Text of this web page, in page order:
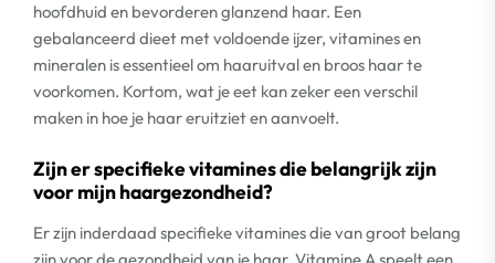
hoofdhuid en bevorderen glanzend haar. Een
gebalanceerd dieet met voldoende ijzer, vitamines en
mineralen is essentieel om haaruitval en broos haar te
voorkomen. Kortom, wat je eet kan zeker een verschil
maken in hoe je haar eruitziet en aanvoelt.
Zijn er specifieke vitamines die belangrijk zijn
voor mijn haargezondheid?
Er zijn inderdaad specifieke vitamines die van groot belang
zijn voor de gezondheid van je haar. Vitamine A speelt een